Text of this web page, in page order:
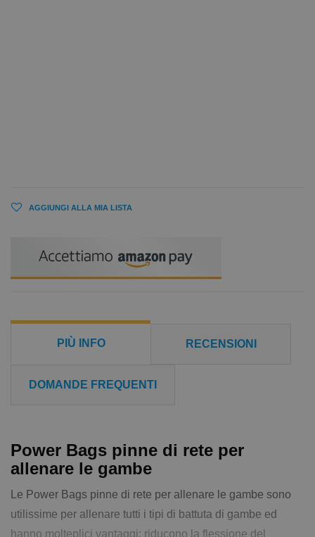
AGGIUNGI ALLA MIA LISTA
PIÙ INFO RECENSIONI
DOMANDE FREQUENTI
Power Bags pinne di rete per
allenare le gambe
Le Power Bags pinne di rete per allenare le gambe sono
utilissime per allenare tutti i tipi di battuta di gambe ed
hanno molteplici vantaggi: riducono la flessione del